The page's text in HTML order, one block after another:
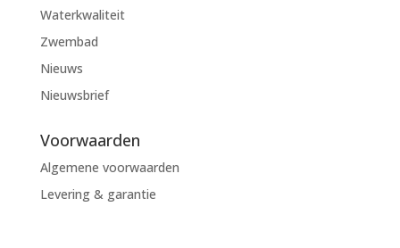
Waterkwaliteit
Zwembad
Nieuws
Nieuwsbrief
Voorwaarden
Algemene voorwaarden
Levering & garantie